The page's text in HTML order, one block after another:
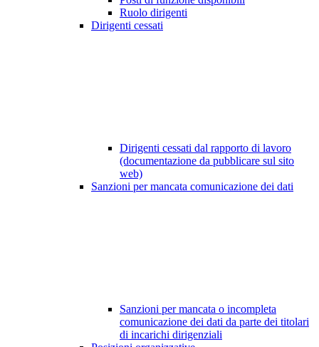
Ruolo dirigenti
Dirigenti cessati
Dirigenti cessati dal rapporto di lavoro
(documentazione da pubblicare sul sito
web)
Sanzioni per mancata comunicazione dei dati
Sanzioni per mancata o incompleta
comunicazione dei dati da parte dei titolari
di incarichi dirigenziali